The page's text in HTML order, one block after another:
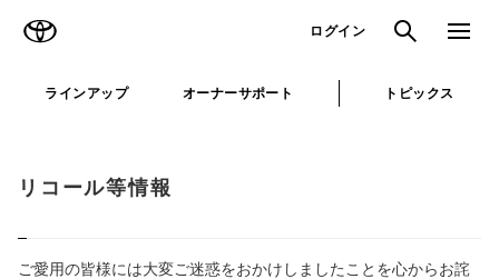
ログイン 検索 メニュ
ラインアップ オーナーサポート トピックス
リコール等情報
ご愛用の皆様には大変ご迷惑をおかけしましたことを心からお詫